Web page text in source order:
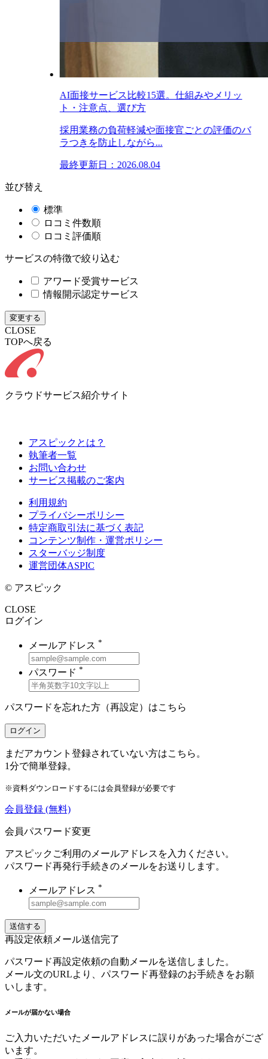
AI面接サービス比較15選。仕組みやメリッ
ト・注意点、選び方
採用業務の負荷軽減や面接官ごとの評価のバ
ラつきを防止しながら...
最終更新日：2026.08.04
並び替え
標準
ロコミ件数順
ロコミ評価順
サービスの特徴で絞り込む
アワード受賞サービス
情報開示認定サービス
変更する
CLOSE
TOPへ戻る
クラウドサービス紹介サイト
アスピックとは？
執筆者一覧
お問い合わせ
サービス掲載のご案内
利用規約
プライバシーポリシー
特定商取引法に基づく表記
コンテンツ制作・運営ポリシー
スターバッジ制度
運営団体ASPIC
© アスピック
CLOSE
ログイン
メールアドレス *
パスワード *
パスワードを忘れた方（再設定）はこちら
ログイン
まだアカウント登録されていない方はこちら。
1分で簡単登録。
※資料ダウンロードするには会員登録が必要です
会員登録 (無料)
会員パスワード変更
アスピックご利用のメールアドレスを入力ください。
パスワード再発行手続きのメールをお送りします。
メールアドレス *
送信する
再設定依頼メール送信完了
パスワード再設定依頼の自動メールを送信しました。
メール文のURLより、パスワード再登録のお手続きをお願
いします。
メールが届かない場合
ご入力いただいたメールアドレスに誤りがあった場合がござ
います。